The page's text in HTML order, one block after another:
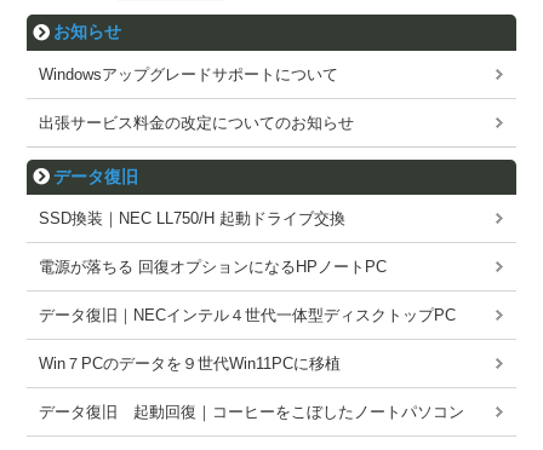
お知らせ
Windowsアップグレードサポートについて
出張サービス料金の改定についてのお知らせ
データ復旧
SSD換装｜NEC LL750/H 起動ドライブ交換
電源が落ちる 回復オプションになるHPノートPC
データ復旧｜NECインテル４世代一体型ディスクトップPC
Win７PCのデータを９世代Win11PCに移植
データ復旧 起動回復｜コーヒーをこぼしたノートパソコン